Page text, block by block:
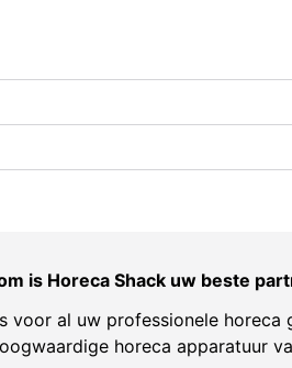
is Horeca Shack uw beste
voor al uw professionele
horeca apparatuur